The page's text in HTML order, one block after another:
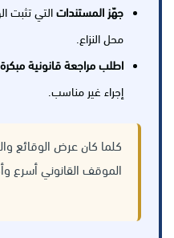
جهّز المستنداتالتي تثبت
محل النزاع.
اطلب مراجعة قانونية مبكرة
إجراء غير مناسب.
كلما كان عرض الوقائع
الموقف القانوني أسرع